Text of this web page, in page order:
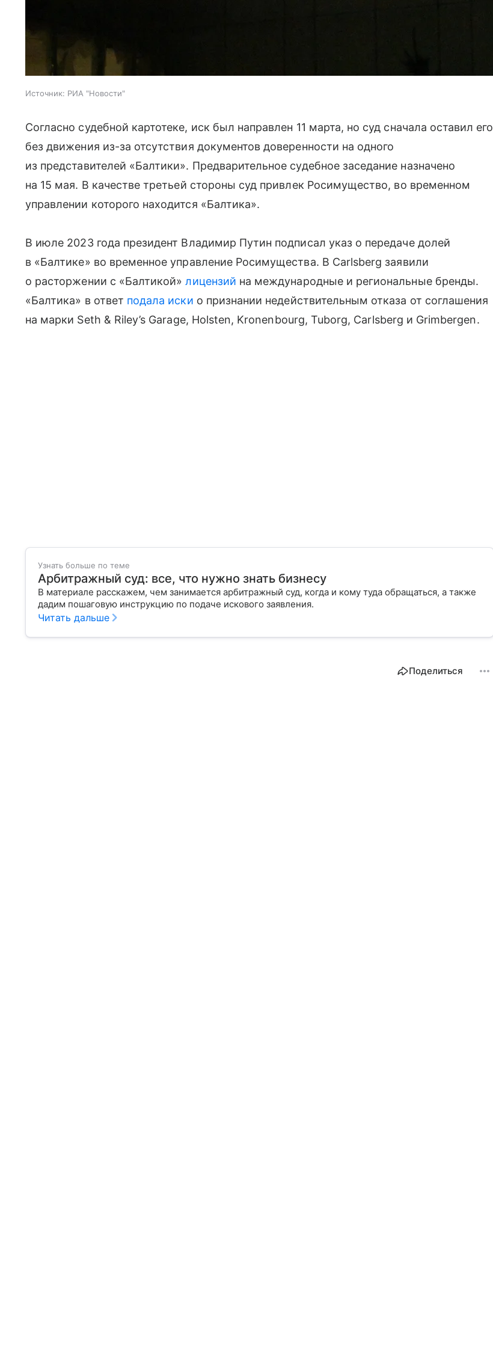
Источник: РИА "Новости"
Согласно судебной картотеке, иск был направлен 11 марта, но суд сначала оставил его
без движения из-за отсутствия документов доверенности на одного
из представителей «Балтики». Предварительное судебное заседание назначено
на 15 мая. В качестве третьей стороны суд привлек Росимущество, во временном
управлении которого находится «Балтика».
В июле 2023 года президент Владимир Путин подписал указ о передаче долей
в «Балтике» во временное управление Росимущества. В Carlsberg заявили
о расторжении с «Балтикой»лицензий на международные и региональные бренды.
«Балтика» в ответ подала иски о признании недействительным отказа от соглашения
на марки Seth & Riley’s Garage, Holsten, Kronenbourg, Tuborg, Carlsberg и Grimbergen.
Узнать больше по теме
Арбитражный суд: все, что нужно знать бизнесу
В материале расскажем, чем занимается арбитражный суд, когда и кому туда обращаться, а также
дадим пошаговую инструкцию по подаче искового заявления.
Читать дальше
Поделиться